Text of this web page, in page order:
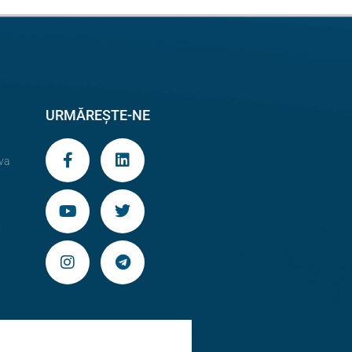
URMĂREȘTE-NE